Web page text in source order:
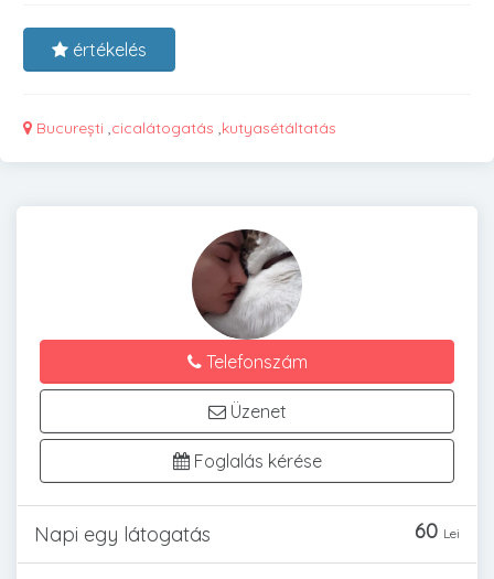
értékelés
București ,cicalátogatás ,kutyasétáltatás
Telefonszám
Üzenet
Foglalás kérése
Napi egy látogatás 60 Lei